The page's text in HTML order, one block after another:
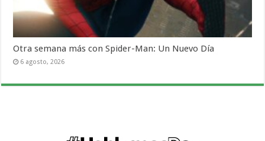
Otra semana más con Spider-Man: Un Nuevo Día
6 agosto, 2026